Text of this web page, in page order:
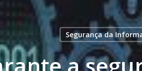
Segurança da